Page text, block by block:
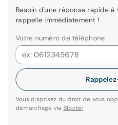
Besoin d'une réponse rapide à
rappelle immédiatement !
Votre numéro de téléphone
Vous disposez du droit de vous
démarchage via Bloctel